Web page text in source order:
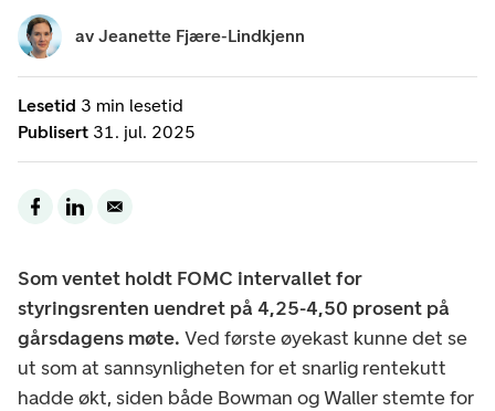
Lesetid 3 min lesetid
Publisert 31. jul. 2025
av Jeanette Fjære-Lindkjenn
Som ventet holdt FOMC intervallet for
styringsrenten uendret på 4,25-4,50 prosent på
gårsdagens møte. Ved første øyekast kunne det se
ut som at sannsynligheten for et snarlig rentekutt
hadde økt, siden både Bowman og Waller stemte for